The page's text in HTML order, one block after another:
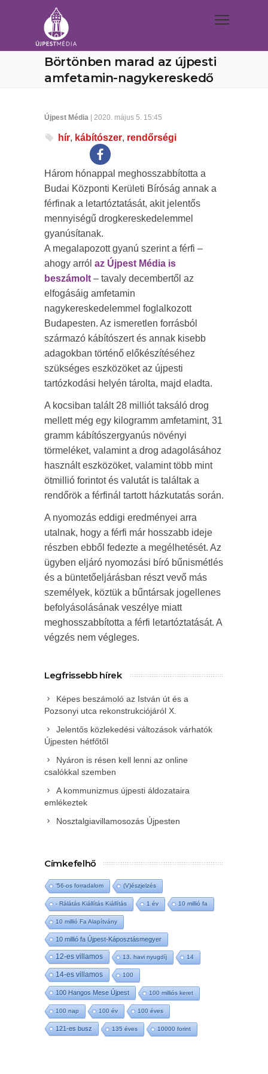
Börtönben marad az újpesti
amfetamin-nagykereskedő
Újpest Média | 2020. május 5. 15:45
hír, kábítószer, rendőrségi
Három hónappal meghosszabbította a
Budai Központi Kerületi Bíróság annak a
férfinak a letartóztatását, akit jelentős
mennyiségű drogkereskedelemmel
gyanúsítanak.
A megalapozott gyanú szerint a férfi –
ahogy arról az Újpest Média is
beszámolt – tavaly decembertől az
elfogásáig amfetamin
nagykereskedelemmel foglalkozott
Budapesten. Az ismeretlen forrásból
származó kábítószert és annak kisebb
adagokban történő előkészítéséhez
szükséges eszközöket az újpesti
tartózkodási helyén tárolta, majd eladta.
A kocsiban talált 28 milliót taksáló drog
mellett még egy kilogramm amfetamint, 31
gramm kábítószergyanús növényi
törmeléket, valamint a drog adagolásához
használt eszközöket, valamint több mint
ötmillió forintot és valutát is találtak a
rendőrök a férfinál tartott házkutatás során.
A nyomozás eddigi eredményei arra
utalnak, hogy a férfi már hosszabb ideje
részben ebből fedezte a megélhetését. Az
ügyben eljáró nyomozási bíró bűnismétlés
és a büntetőeljárásban részt vevő más
személyek, köztük a bűntársak jogellenes
befolyásolásának veszélye miatt
meghosszabbította a férfi letartóztatását. A
végzés nem végleges.
Legfrissebb hírek
Képes beszámoló az István út és a
Pozsonyi utca rekonstrukciójáról X.
Jelentős közlekedési változások várhatók
Újpesten hétfőtől
Nyáron is résen kell lenni az online
csalókkal szemben
A kommunizmus újpesti áldozataira
emlékeztek
Nosztalgiavillamosozás Újpesten
Címkefelhő
'56-os forradalom (V)észjelzés
- Rálátás Kiállítás Kiállítás 1 év 10 millió fa
10 millió Fa Alapítvány
10 millió fa Újpest-Káposztásmegyer
12-es villamos 13. havi nyugdíj 14
14-es villamos 100
100 Hangos Mese Újpest 100 milliós keret
100 nap 100 év 100 éves
121-es busz 135 éves 10000 forint